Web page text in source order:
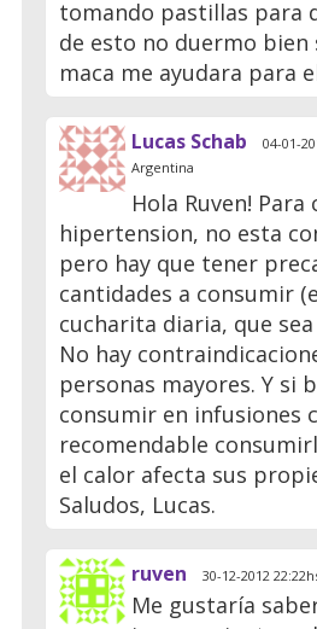
tomando pastillas para
de esto no duermo bien
maca me ayudara para
Lucas Schab 04-01-
Argentina
Hola Ruven! Para
hipertension, no esta
pero hay que tener
cantidades a consumir
cucharita diaria, que sea
No hay
personas mayores. Y si
consumir en infusiones
recomendable
el calor afecta sus
Saludos, Lucas.
ruven 30-12-2012
Me gustaría